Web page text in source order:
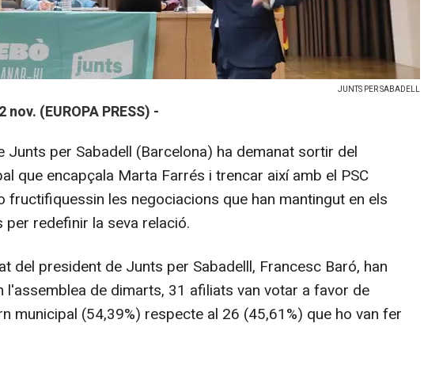
JUNTS PER SABADELL
nov. (EUROPA PRESS) -
Junts per Sabadell (Barcelona) ha demanat sortir del
que encapçala Marta Farrés i trencar així amb el PSC
fructifiquessin les negociacions que han mantingut en els
redefinir la seva relació.
del president de Junts per Sabadelll, Francesc Baró, han
l'assemblea de dimarts, 31 afiliats van votar a favor de
municipal (54,39%) respecte al 26 (45,61%) que ho van fer